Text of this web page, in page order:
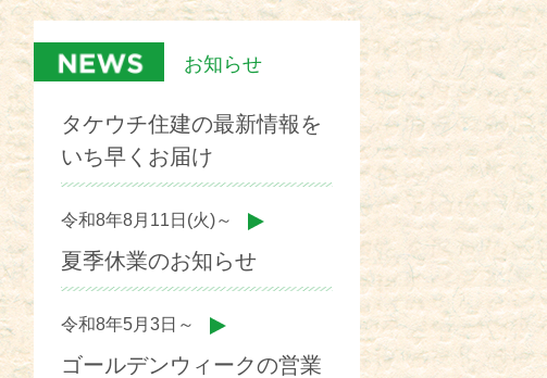
お知らせ
タケウチ住建の最新情報を
いち早くお届け
令和8年8月11日(火)～
夏季休業のお知らせ
令和8年5月3日～
ゴールデンウィークの営業